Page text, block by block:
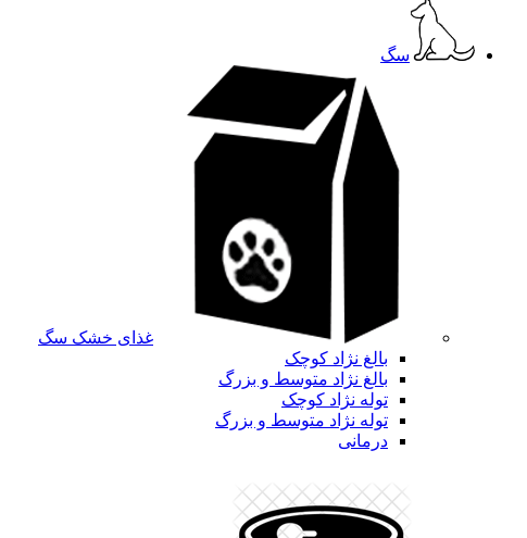
سگ
غذای خشک سگ
بالغ نژاد کوچک
بالغ نژاد متوسط و بزرگ
توله نژاد کوچک
توله نژاد متوسط و بزرگ
درمانی